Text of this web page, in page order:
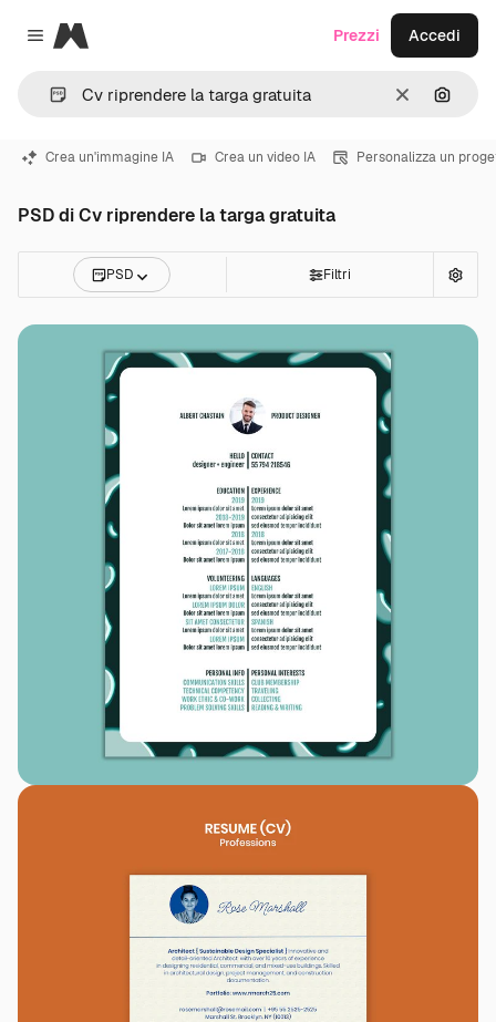
Close menu
Magnific
CancellaCerca
Prezzi Accedi
Crea un'immagine IA Crea un video IA Personalizza un
PSD di Cv riprendere la targa gratuita
PSD Filtri